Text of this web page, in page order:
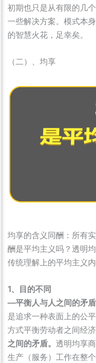
初期也只是从有限的几
一些解决方案。模式本
的智慧火花，足幸矣。
（二）、均享
均享的含义同酬：所有
酬是平均主义吗？透明
传统理解上的平均主义
1、目的不同
—平衡人与人之间的矛
是追求一种表面上的公
方式平衡劳动者之间经
之间的矛盾。透明均享
生产（服务）工作在整